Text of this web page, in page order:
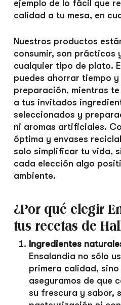
ejemplo de lo fácil que
calidad a tu mesa, en
Nuestros productos
consumir, son prácticos
cualquier tipo de plato.
puedes ahorrar tiempo
preparación, mientras
a tus invitados
seleccionados y
ni aromas artificiales.
óptima y envases
solo simplificar tu vida,
cada elección algo
ambiente.
¿Por qué elegir
tus recetas de
Ingredientes
Ensalandia no sólo
primera calidad,
aseguramos de que
su frescura y sabor,